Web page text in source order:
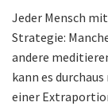
Jeder Mensch
Strategie:
andere
kann es
einer